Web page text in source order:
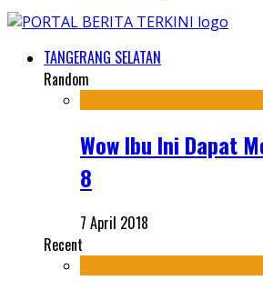
TANGERANG SELATAN
Random
Wow Ibu Ini Dapat
8
7 April 2018
Recent